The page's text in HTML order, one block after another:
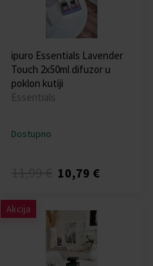
ipuro Essentials Lavender
Touch 2x50ml difuzor u
poklon kutiji
Essentials
Dostupno
10,79 €
Akcija